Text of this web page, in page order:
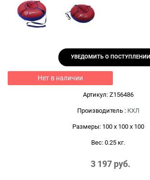
УВЕДОМИТЬ О ПОСТУПЛЕНИИ
Нет в наличии
Артикул: Z156486
Производитель : КХЛ
Размеры: 100 x 100 x 100
Вес: 0.25 кг.
3 197 руб.